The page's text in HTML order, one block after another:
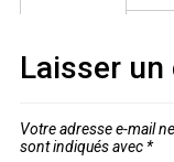
Laisser
Votre adresse e-mail
sont indiqués avec *